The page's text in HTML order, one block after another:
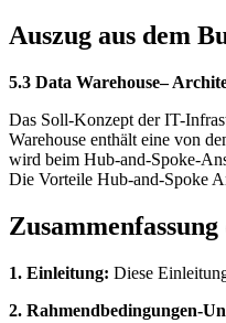
Auszug aus dem
5.3 Data Warehouse–
Das Soll-Konzept der IT-
Warehouse enthält eine von
wird beim Hub-and-Spoke-
Die Vorteile Hub-and-Spoke
1. Einleitung: Diese
2. Rahmendbedingungen-